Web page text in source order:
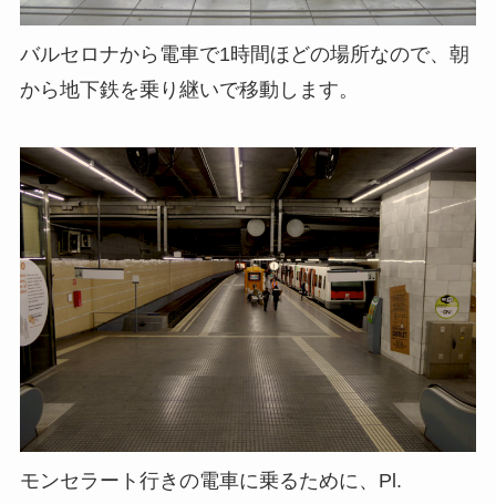
バルセロナから電車で1時間ほどの場所なので、朝
から地下鉄を乗り継いで移動します。
モンセラート行きの電車に乗るために、Pl.